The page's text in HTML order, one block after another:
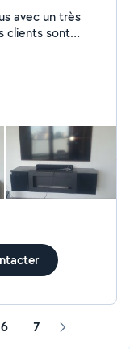
avec un très
6 7 Page